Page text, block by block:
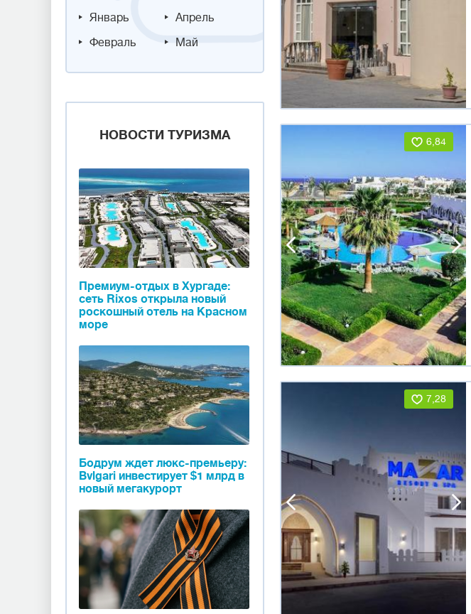
Январь
Февраль
Апрель
Май
НОВОСТИ ТУРИЗМА
Премиум-отдых в Хургаде:
сеть Rixos открыла новый
роскошный отель на Красном
море
Бодрум ждет люкс-премьеру:
Bvlgari инвестирует $1 млрд в
новый мегакурорт
6,84
7,28